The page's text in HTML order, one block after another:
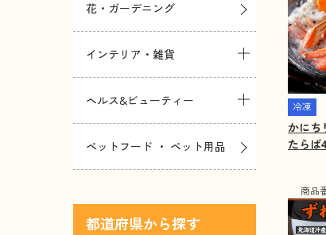
冷凍
かにち
たらば
00g【
商品
花・ガーデニング
インテリア・雑貨
ヘルス&ビューティー
ペットフード ・ ペット用品
都道府県